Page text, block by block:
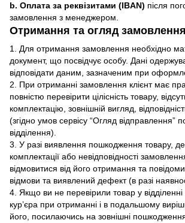
b. Оплата за реквізитами (IBAN) після
замовлення з менеджером.
Отримання та огляд замовлення
1. Для отримання замовлення необхідно
документ, що посвідчує особу. Дані
відповідати даним, зазначеним при
2. При отриманні замовлення клієнт має
повністю перевірити цілісність товару,
комплектацію, зовнішній вигляд,
(згідно умов сервісу “Огляд відправлення”
відділення).
3. У разі виявлення пошкодження товару,
комплектації або невідповідності
відмовитися від його отримання та
відмови та виявлений дефект (в разі
4. Якщо ви не перевірили товар у відділенні
кур’єра при отриманні і в подальшому
його, посилаючись на зовнішні